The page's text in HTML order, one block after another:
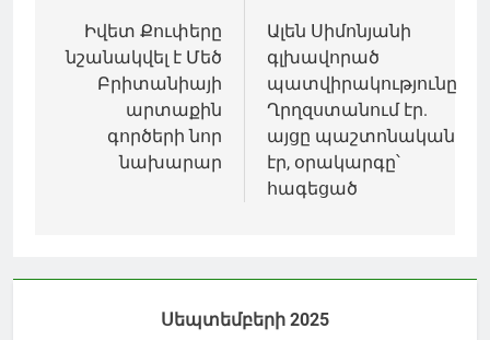
նավարկումը
Իվետ Քուփերը
նշանակվել է Մեծ
Բրիտանիայի
արտաքին
գործերի նոր
նախարար
Ալեն Սիմոնյանի
գլխավորած
պատվիրակությունը
Ղրղզստանում էր.
այցը պաշտոնական
էր, օրակարգը՝
հագեցած
Սեպտեմբերի 2025